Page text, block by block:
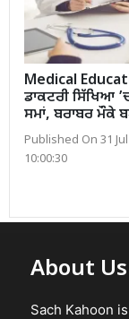
Medical
ਡਾਕਟਰੀ ਸਿੱਖਿਆ
ਸਮਾਂ, ਬਰਾਬਰ ਮੌਕੇ
Published On 31
10:00:30
About Us
Sach Kahoon